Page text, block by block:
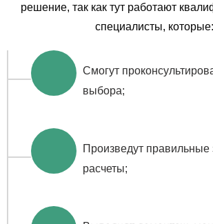
решение, так как тут работают
специалисты, которые:
Смогут
выбора;
Произведут
расчеты;